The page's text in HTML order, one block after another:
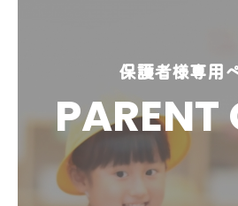
保護者様専用
PARENT